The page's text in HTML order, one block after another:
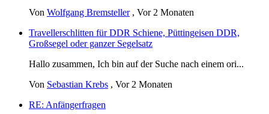
Von Wolfgang Bremsteller, Vor 2 Monaten
Travellerschlitten für DDR Schiene, Püttingeisen DDR,
Großsegel oder ganzer Segelsatz
Hallo zusammen, Ich bin auf der Suche nach einem ori...
Von Sebastian Krebs , Vor 2 Monaten
RE: Anfängerfragen